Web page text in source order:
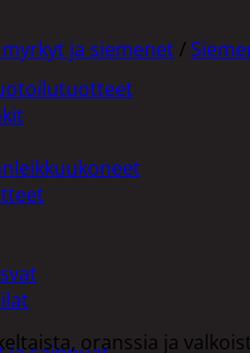
ja siemenet /
oranssia ja